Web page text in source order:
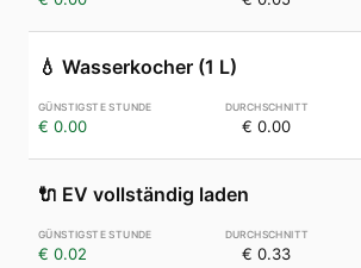
💧 Wasserkocher (1 L)
€ 0.00 € 0.00
🔌 EV vollständig laden
€ 0.02 € 0.33